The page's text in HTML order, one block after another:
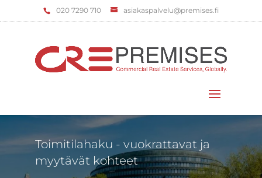
‌020 7290 710 asiakaspalvelu@premises.fi
Toimitilahaku - vuokrattavat ja
myytävät kohteet